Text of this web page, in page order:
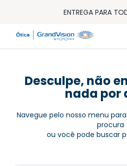
ENTREGA PARA
32% OFF NO COMBO -
ENTREGA PARA
15% OFF NA PRIMEIRA COMPRA
32% OFF NO COMBO -
Desculpe, não
nada por
Navegue pelo nosso menu
procura
ou você pode buscar